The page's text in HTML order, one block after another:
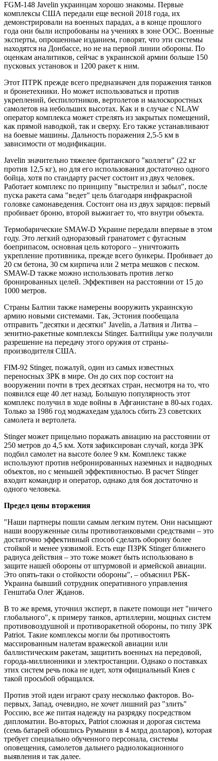
FGM-148 Javelin украинцам хорошо знакомы. Первые
комплексы США передали еще весной 2018 года, их
демонстрировали на военных парадах, а в конце прошлого
года они были испробованы на учениях в зоне ООС. Военные
эксперты, опрошенные изданием, говорят, что эти системы
находятся на Донбассе, но не на первой линии обороны. По
оценкам аналитиков, сейчас в украинской армии больше 150
пусковых установок и 1200 ракет к ним.
Этот ПТРК прежде всего предназначен для поражения танков
и бронетехники. Но может использоваться и против
укреплений, беспилотников, вертолетов и малоскоростных
самолетов на небольших высотах. Как и в случае с NLAW
оператор комплекса может стрелять из закрытых помещений,
как прямой наводкой, так и сверху. Его также устанавливают
на боевые машины. Дальность поражения 2,5-5 км в
зависимости от модификации.
Javelin значительно тяжелее британского "коллеги" (22 кг
против 12,5 кг), но для его использования достаточно одного
бойца, хотя по стандарту расчет состоит из двух человек.
Работает комплекс по принципу "выстрелил и забыл", после
пуска ракета сама "ведет" цель благодаря инфракрасной
головке самонаведения. Состоит она из двух зарядов: первый
пробивает броню, второй выжигает то, что внутри объекта.
Термобарические SMAW-D Украине передали впервые в этом
году. Это легкий одноразовый гранатомет с фугасным
боеприпасом, основная цель которого – уничтожить
укрепление противника, прежде всего бункеры. Пробивает до
20 см бетона, 30 см кирпича или 2 метра мешков с песком.
SMAW-D также можно использовать против легко
бронированных целей. Эффективен на расстоянии от 15 до
1000 метров.
Страны Балтии также намерены вооружить украинскую
армию новыми системами. Так, Эстония пообещала
отправить "десятки и десятки" Javelin, а Латвия и Литва –
зенитно-ракетные комплексы Stinger. Балтийцы уже получили
разрешение на передачу этого оружия от страны-
производителя США.
FIM-92 Stinger, пожалуй, один из самых известных
переносных ЗРК в мире. Он до сих пор состоит на
вооружении почти в трех десятках стран, несмотря на то, что
появился еще 40 лет назад. Большую популярность этот
комплекс получил в ходе войны в Афганистане в 80-ых годах.
Только за 1986 год моджахедам удалось сбить 23 советских
самолета и вертолета.
Stinger может прицельно поражать авиацию на расстоянии от
250 метров до 4,5 км. Хотя зафиксирован случай, когда ЗРК
подбил самолет на высоте более 9 км. Комплекс также
используют против небронированных наземных и надводных
объектов, но с меньшей эффективностью. В расчет Stinger
входит командир и оператор, однако для боя достаточно и
одного человека.
Предел цены вторжения
"Наши партнеры пошли самым легким путем. Они насыщают
наши вооруженные силы противотанковыми средствами – это
достаточно эффективный способ сделать оборону более
стойкой и менее уязвимой. Есть еще ПЗРК Stinger ближнего
радиуса действия – это тоже может быть использовано в
защите нашей обороны от штурмовой и армейской авиации.
Это опять-таки о стойкости обороны", – объяснил РБК-
Украина бывший сотрудник оперативного управления
Генштаба Олег Жданов.
В то же время, уточнил эксперт, в пакете помощи нет "ничего
глобального", к примеру танков, артиллерии, мощных систем
противовоздушной и противоракетной обороны, по типу ЗРК
Patriot. Такие комплексы могли бы противостоять
массированным налетам вражеской авиации или
баллистическим ракетам, защитить военных на передовой,
города-миллионники и электростанции. Однако о поставках
этих систем речь пока не идет, хотя официальный Киев с
такой просьбой обращался.
Против этой идеи играют сразу несколько факторов. Во-
первых, Запад, очевидно, не хочет лишний раз "злить"
Россию, все же питая надежду на разрядку посредством
дипломатии. Во-вторых, Patriot сложная и дорогая система
(семь батарей обошлись Румынии в 4 млрд долларов), которая
требует специально обученного персонала, системы
оповещения, самолетов дальнего радиолокационного
выявления и так далее.